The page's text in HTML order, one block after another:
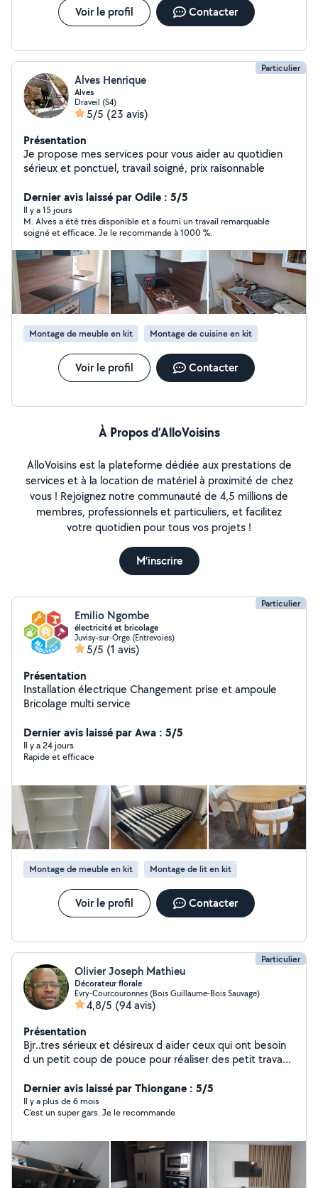
Voir le profil Contacter
Particulier
Alves Henrique
Alves
Draveil (S4)
5/5 (23 avis)
Présentation
Je propose mes services pour vous aider au quotidien
sérieux et ponctuel, travail soigné, prix raisonnable
Dernier avis laissé par Odile : 5/5
Il y a 15 jours
M. Alves a été très disponible et a fourni un travail remarquable
soigné et efficace. Je le recommande à 1000 %.
Montage de meuble en kit Montage de cuisine en kit
Voir le profil Contacter
À Propos d’AlloVoisins
AlloVoisins est la plateforme dédiée aux prestations de
services et à la location de matériel à proximité de chez
vous ! Rejoignez notre communauté de 4,5 millions de
membres, professionnels et particuliers, et facilitez
votre quotidien pour tous vos projets !
M'inscrire
Particulier
Emilio Ngombe
électricité et bricolage
Juvisy-sur-Orge (Entrevoies)
5/5 (1 avis)
Présentation
Installation électrique Changement prise et ampoule
Bricolage multi service
Dernier avis laissé par Awa : 5/5
Il y a 24 jours
Rapide et efficace
Montage de meuble en kit Montage de lit en kit
Voir le profil Contacter
Particulier
Olivier Joseph Mathieu
Décorateur florale
Évry-Courcouronnes (Bois Guillaume-Bois Sauvage)
4,8/5 (94 avis)
Présentation
Bjr..tres sérieux et désireux d aider ceux qui ont besoin
d un petit coup de pouce pour réaliser des petit travaux
Dernier avis laissé par Thiongane : 5/5
Il y a plus de 6 mois
C’est un super gars. Je le recommande